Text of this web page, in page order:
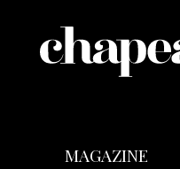
MAGAZINE